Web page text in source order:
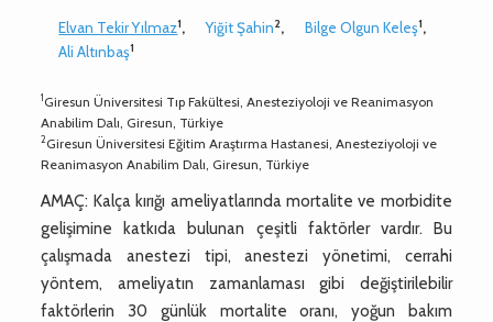
Elvan Tekir Yılmaz1, Yiğit Şahin2, Bilge Olgun Keleş1,
Ali Altınbaş1
1Giresun Üniversitesi Tıp Fakültesi, Anesteziyoloji ve Reanimasyon
Anabilim Dalı, Giresun, Türkiye
2Giresun Üniversitesi Eğitim Araştırma Hastanesi, Anesteziyoloji ve
Reanimasyon Anabilim Dalı, Giresun, Türkiye
AMAÇ: Kalça kırığı ameliyatlarında mortalite ve morbidite
gelişimine katkıda bulunan çeşitli faktörler vardır. Bu
çalışmada anestezi tipi, anestezi yönetimi, cerrahi
yöntem, ameliyatın zamanlaması gibi değiştirilebilir
faktörlerin 30 günlük mortalite oranı, yoğun bakım